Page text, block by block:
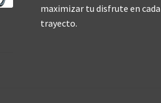
maximizar tu disfrute en cada
trayecto.